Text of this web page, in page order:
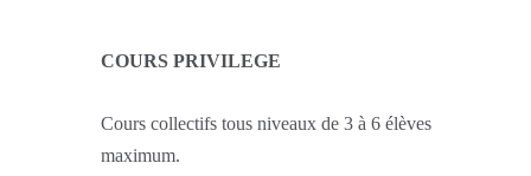
COURS PRIVILEGE
Cours collectifs tous niveaux de 3 à 6 élèves
maximum.